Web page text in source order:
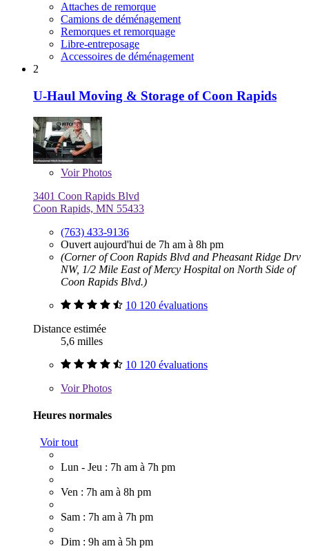
Attaches de remorque
Camions de déménagement
Remorques et remorquage
Libre-entreposage
Accessoires de déménagement
2
U-Haul Moving & Storage of Coon Rapids
VoirPhotos
3401 Coon Rapids Blvd
Coon Rapids, MN 55433
(763) 433-9136
Ouvert aujourd'hui de 7h am à 8h pm
(Corner of Coon Rapids Blvd and Pheasant Ridge Drv
NW, 1/2 Mile East of Mercy Hospital on North Side of
Coon Rapids Blvd.)
10 120 évaluations
Distance estimée
5,6 milles
10 120 évaluations
VoirPhotos
Heures normales
Voir tout
Lun - Jeu : 7h am à 7h pm
Ven : 7h am à 8h pm
Sam : 7h am à 7h pm
Dim : 9h am à 5h pm